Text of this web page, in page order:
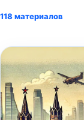
118 материалов